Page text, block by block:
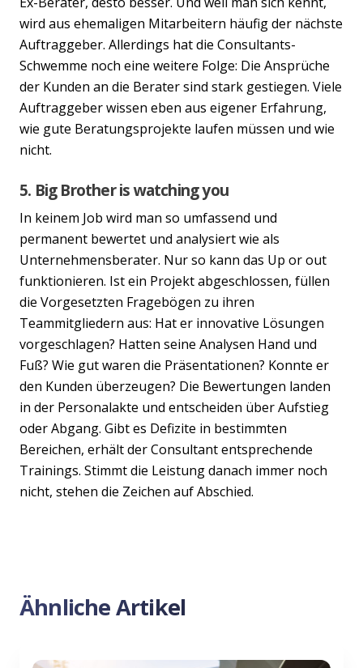
wird aus ehemaligen Mitarbeitern häufig der nächste
Auftraggeber. Allerdings hat die Consultants-
Schwemme noch eine weitere Folge: Die Ansprüche
der Kunden an die Berater sind stark gestiegen. Viele
Auftraggeber wissen eben aus eigener Erfahrung,
wie gute Beratungsprojekte laufen müssen und wie
nicht.
5. Big Brother is watching you
In keinem Job wird man so umfassend und
permanent bewertet und analysiert wie als
Unternehmensberater. Nur so kann das Up or out
funktionieren. Ist ein Projekt abgeschlossen, füllen
die Vorgesetzten Fragebögen zu ihren
Teammitgliedern aus: Hat er innovative Lösungen
vorgeschlagen? Hatten seine Analysen Hand und
Fuß? Wie gut waren die Präsentationen? Konnte er
den Kunden überzeugen? Die Bewertungen landen
in der Personalakte und entscheiden über Aufstieg
oder Abgang. Gibt es Defizite in bestimmten
Bereichen, erhält der Consultant entsprechende
Trainings. Stimmt die Leistung danach immer noch
nicht, stehen die Zeichen auf Abschied.
Ähnliche Artikel